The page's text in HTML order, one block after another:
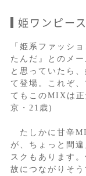
姫ワンピー
「姫系ファッシ
たんだ』とのメ
と思っていたら
て登場。これぞ
てもこのMIXは
京・21歳)
たしかに甘辛
が、ちょっと間
スクもあります
故につながりそう